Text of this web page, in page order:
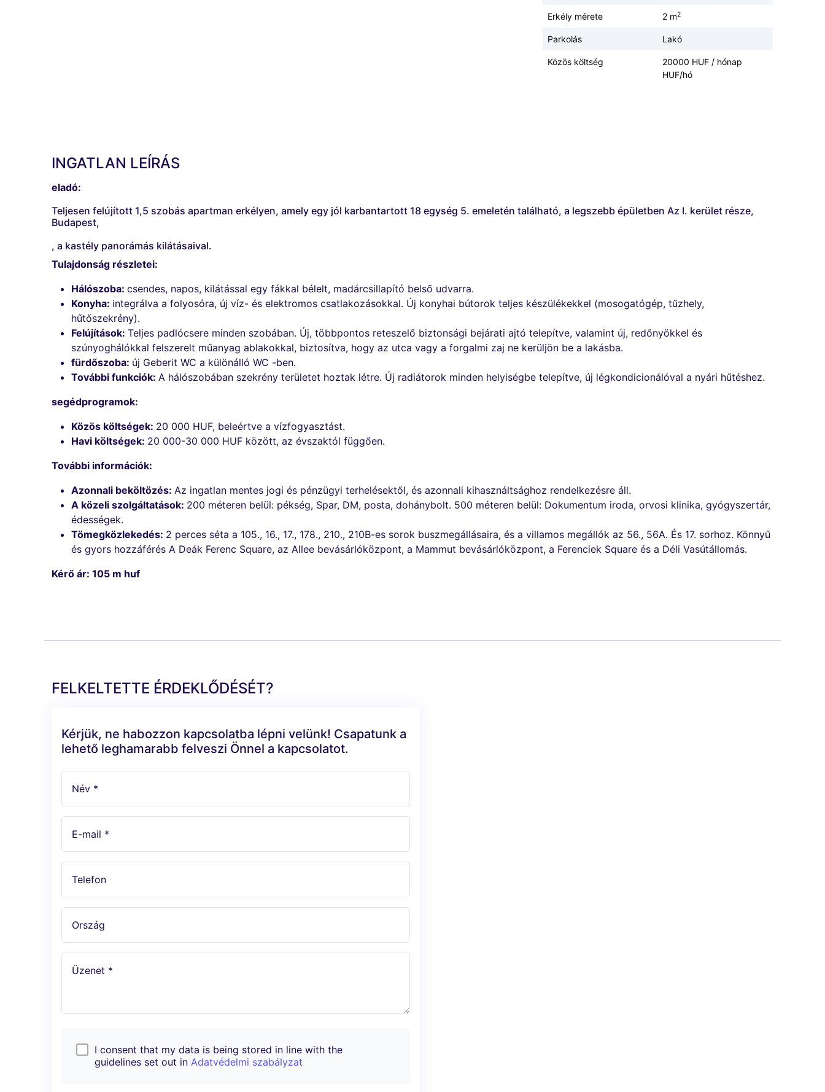
Erkély mérete 2 m2
Parkolás Lakó
Közös költség
20000 HUF / hónap
HUF/hó
INGATLAN LEÍRÁS
eladó:
Teljesen felújított 1,5 szobás apartman erkélyen, amely egy jól karbantartott 18 egység 5. emeletén található, a legszebb épületben Az I. kerület része,
Budapest,
, a kastély panorámás kilátásaival.
Tulajdonság részletei:
Hálószoba: csendes, napos, kilátással egy fákkal bélelt, madárcsillapító belső udvarra.
Konyha: integrálva a folyosóra, új víz- és elektromos csatlakozásokkal. Új konyhai bútorok teljes készülékekkel (mosogatógép, tűzhely,
hűtőszekrény).
Felújítások: Teljes padlócsere minden szobában. Új, többpontos reteszelő biztonsági bejárati ajtó telepítve, valamint új, redőnyökkel és
szúnyoghálókkal felszerelt műanyag ablakokkal, biztosítva, hogy az utca vagy a forgalmi zaj ne kerüljön be a lakásba.
fürdőszoba: új Geberit WC a különálló WC -ben.
További funkciók: A hálószobában szekrény területet hoztak létre. Új radiátorok minden helyiségbe telepítve, új légkondicionálóval a nyári hűtéshez.
segédprogramok:
Közös költségek: 20 000 HUF, beleértve a vízfogyasztást.
Havi költségek: 20 000-30 000 HUF között, az évszaktól függően.
További információk:
Azonnali beköltözés: Az ingatlan mentes jogi és pénzügyi terhelésektől, és azonnali kihasználtsághoz rendelkezésre áll.
A közeli szolgáltatások: 200 méteren belül: pékség, Spar, DM, posta, dohánybolt. 500 méteren belül: Dokumentum iroda, orvosi klinika, gyógyszertár,
édességek.
Tömegközlekedés: 2 perces séta a 105., 16., 17., 178., 210., 210B-es sorok buszmegállásaira, és a villamos megállók az 56., 56A. És 17. sorhoz. Könnyű
és gyors hozzáférés A Deák Ferenc Square, az Allee bevásárlóközpont, a Mammut bevásárlóközpont, a Ferenciek Square és a Déli Vasútállomás.
Kérő ár: 105 m huf
FELKELTETTE ÉRDEKLŐDÉSÉT?
Kérjük, ne habozzon kapcsolatba lépni velünk! Csapatunk a
lehető leghamarabb felveszi Önnel a kapcsolatot.
Név *
E-mail *
Telefon
Ország
Üzenet *
I consent that my data is being stored in line with the
guidelines set out in Adatvédelmi szabályzat